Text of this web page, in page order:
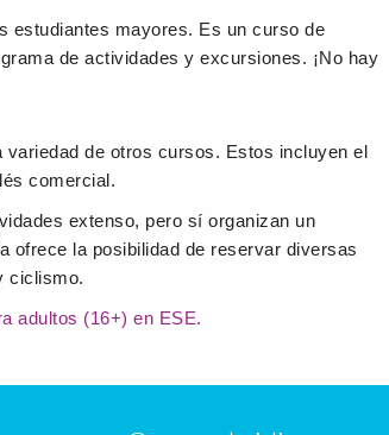
estudiantes mayores. Es un curso de
de actividades y excursiones. ¡No hay
de otros cursos. Estos incluyen el
comercial.
extenso, pero sí organizan un
ofrece la posibilidad de reservar diversas
ciclismo.
adultos (16+) en ESE.